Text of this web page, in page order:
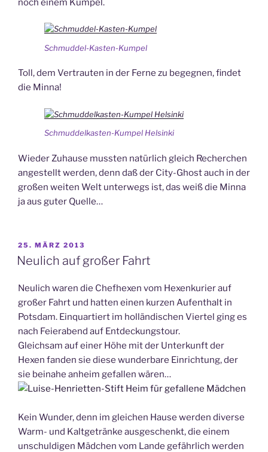
noch einem Kumpel.
Schmuddel-Kasten-Kumpel
Toll, dem Vertrauten in der Ferne zu begegnen, findet
die Minna!
Schmuddelkasten-Kumpel Helsinki
Wieder Zuhause mussten natürlich gleich Recherchen
angestellt werden, denn daß der City-Ghost auch in der
großen weiten Welt unterwegs ist, das weiß die Minna
ja aus guter Quelle…
VERÖFFENTLICHT
AM
25. MÄRZ 2013
Neulich auf großer Fahrt
Neulich waren die Chefhexen vom Hexenkurier auf
großer Fahrt und hatten einen kurzen Aufenthalt in
Potsdam. Einquartiert im holländischen Viertel ging es
nach Feierabend auf Entdeckungstour.
Gleichsam auf einer Höhe mit der Unterkunft der
Hexen fanden sie diese wunderbare Einrichtung, der
sie beinahe anheim gefallen wären…
Kein Wunder, denn im gleichen Hause werden diverse
Warm- und Kaltgetränke ausgeschenkt, die einem
unschuldigen Mädchen vom Lande gefährlich werden